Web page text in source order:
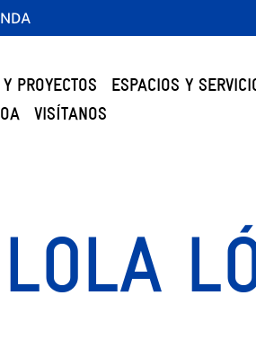
PROYECTOS
ESPACIOS Y
VISÍTANOS